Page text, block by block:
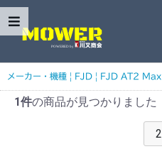
メーカー・機種 | FJD | FJD AT2 Max
1件の商品が見つかりました